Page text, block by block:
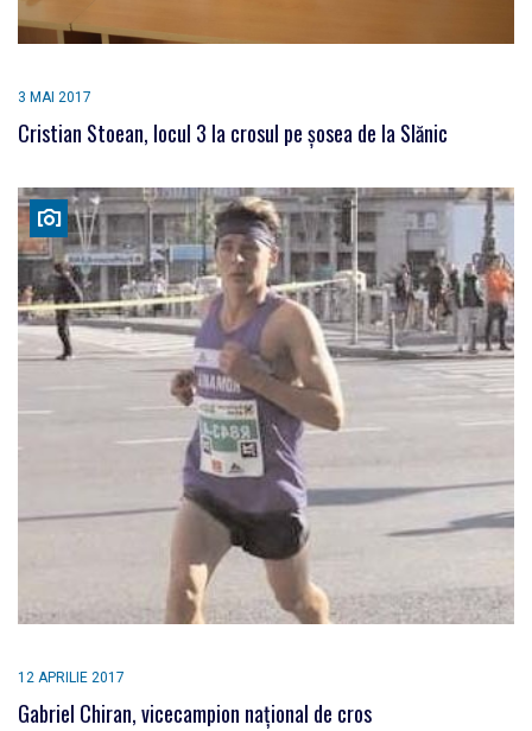
3 MAI 2017
Cristian Stoean, locul 3 la crosul pe şosea de la Slănic
12 APRILIE 2017
Gabriel Chiran, vicecampion naţional de cros